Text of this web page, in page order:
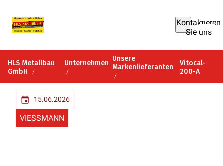
Kontaktieren
Sie uns
HLS Metallbau
GmbH
Unternehmen Unsere
Markenlieferanten
Vitocal-
200-A
15.06.2026
VIESSMANN